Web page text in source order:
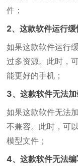
件；
2、这款软件运行缓
如果这款软件运行
过多资源。此时，
能更好的手机；
3、这款软件无法加
如果这款软件无法
不兼容。此时，可
模型文件；
4、这款软件无法编